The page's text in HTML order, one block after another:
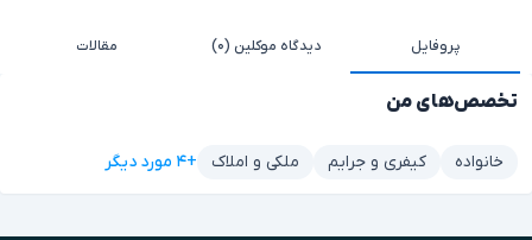
پروفایل دیدگاه موکلین (۰) مقالات
تخصص‌های من
خانواده کیفری و جرایم ملکی و املاک +۴ مورد دیگر